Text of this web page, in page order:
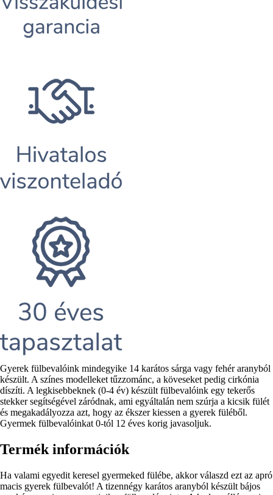
Rövid
leírás
Gyerek fülbevalóink mindegyike 14 karátos sárga vagy fehér aranyból
készült. A színes modelleket tűzzománc, a köveseket pedig cirkónia
díszíti. A legkisebbeknek (0-4 év) készült fülbevalóink egy tekerős
stekker segítségével záródnak, ami egyáltalán nem szúrja a kicsik fülét
és megakadályozza azt, hogy az ékszer kiessen a gyerek füléből.
Gyermek fülbevalóinkat 0-tól 12 éves korig javasoljuk.
Termék információk
Ha valami egyedit keresel gyermeked fülébe, akkor válaszd ezt az apró
macis gyerek fülbevalót! A tizennégy karátos aranyból készült bájos